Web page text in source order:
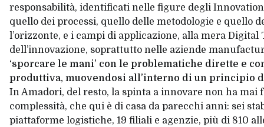
responsabilità, identificati nelle figure degli
quello dei processi, quello delle metodologie e quello
l’orizzonte, e i campi di applicazione, alla mera Digital
dell’innovazione, soprattutto nelle aziende
‘sporcare le mani’ con le problematiche dirette e
produttiva, muovendosi all’interno di un principio
In Amadori, del resto, la spinta a innovare non ha
complessità, che qui è di casa da parecchi anni: sei
piattaforme logistiche, 19 filiali e agenzie, più di 810